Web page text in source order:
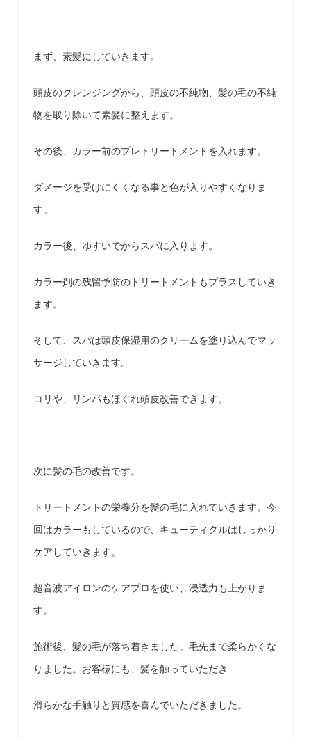
まず、素髪にしていきます。
頭皮のクレンジングから、頭皮の不純物、髪の毛の不純
物を取り除いて素髪に整えます。
その後、カラー前のプレトリートメントを入れます。
ダメージを受けにくくなる事と色が入りやすくなりま
す。
カラー後、ゆすいでからスパに入ります。
カラー剤の残留予防のトリートメントもプラスしていき
ます。
そして、スパは頭皮保湿用のクリームを塗り込んでマッ
サージしていきます。
コリや、リンパもほぐれ頭皮改善できます。
次に髪の毛の改善です。
トリートメントの栄養分を髪の毛に入れていきます。今
回はカラーもしているので、キューティクルはしっかり
ケアしていきます。
超音波アイロンのケアプロを使い、浸透力も上がりま
す。
施術後、髪の毛が落ち着きました。毛先まで柔らかくな
りました。 お客様にも、 髪を触っていただき
滑らかな手触りと質感を喜んでいただきました。